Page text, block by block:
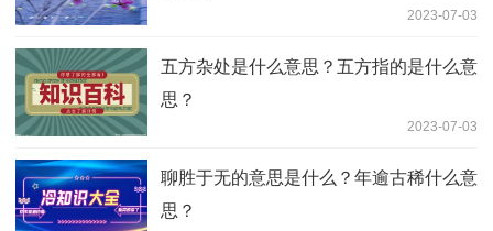
2023-07-03
五方杂处是什么意思？五方指的是什么意
思？
2023-07-03
聊胜于无的意思是什么？年逾古稀什么意
思？